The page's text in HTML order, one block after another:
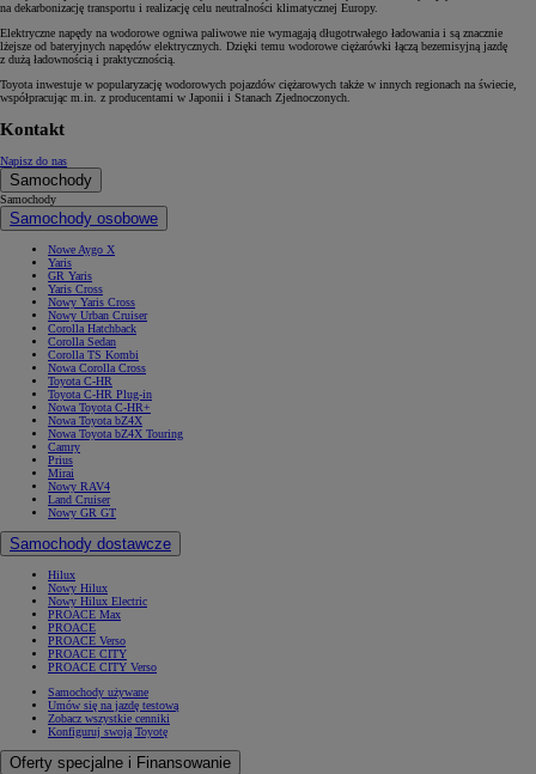
na dekarbonizację transportu i realizację celu neutralności klimatycznej Europy.
Elektryczne napędy na wodorowe ogniwa paliwowe nie wymagają długotrwałego ładowania i są znacznie
lżejsze od bateryjnych napędów elektrycznych. Dzięki temu wodorowe ciężarówki łączą bezemisyjną jazdę
z dużą ładownością i praktycznością.
Toyota inwestuje w popularyzację wodorowych pojazdów ciężarowych także w innych regionach na świecie,
współpracując m.in. z producentami w Japonii i Stanach Zjednoczonych.
Kontakt
Napisz do nas
Samochody
Samochody
Samochody osobowe
Nowe Aygo X
Yaris
GR Yaris
Yaris Cross
Nowy Yaris Cross
Nowy Urban Cruiser
Corolla Hatchback
Corolla Sedan
Corolla TS Kombi
Nowa Corolla Cross
Toyota C-HR
Toyota C-HR Plug-in
Nowa Toyota C-HR+
Nowa Toyota bZ4X
Nowa Toyota bZ4X Touring
Camry
Prius
Mirai
Nowy RAV4
Land Cruiser
Nowy GR GT
Samochody dostawcze
Hilux
Nowy Hilux
Nowy Hilux Electric
PROACE Max
PROACE
PROACE Verso
PROACE CITY
PROACE CITY Verso
Samochody używane
Umów się na jazdę testową
Zobacz wszystkie cenniki
Konfiguruj swoją Toyotę
Oferty specjalne i Finansowanie